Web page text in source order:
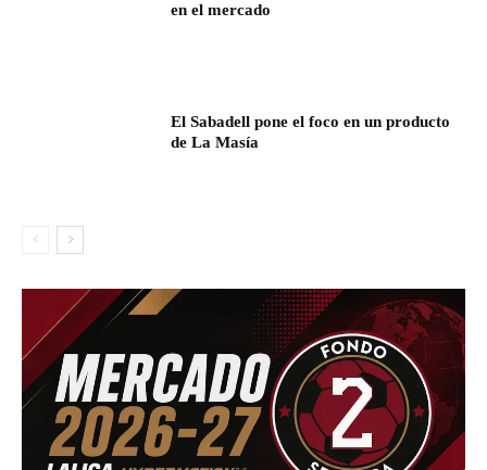
en el mercado
El Sabadell pone el foco en un producto
de La Masía